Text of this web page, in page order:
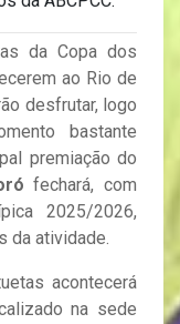
da Copa dos
ao Rio de
desfrutar, logo
bastante
premiação do
fechará, com
2025/2026,
da atividade.
acontecerá
na sede